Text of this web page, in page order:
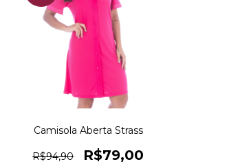
Camisola Aberta Strass
R$94,90 R$79,00